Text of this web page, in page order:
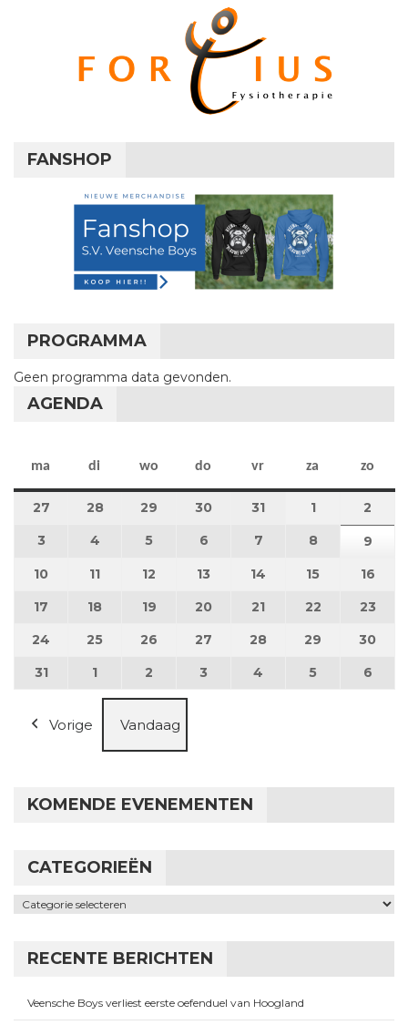
FANSHOP
PROGRAMMA
Geen programma data gevonden.
AGENDA
ma maandag
di dinsdag
wo woensdag
do donderdag
vr vrijdag
za zaterdag
zo
27 27 juli 2026
28 28 juli 2026
29 29 juli 2026
30 30 juli 2026
31 31 juli 2026
11 augustus
2
3 3 augustus 2026
4 4 augustus 2026
5 5 augustus 2026
6 6 augustus 2026
7 7 augustus 2026
8 8 augustus
9
10 10 augustus 2026
11 11 augustus 2026
12 12 augustus 2026
13 13 augustus 2026
14 14 augustus 2026
15 15 16
17 17 augustus 2026
18 18 augustus 2026
19 19 augustus 2026
20 20 augustus 2026
21 21 augustus 2026
22 22 23
24 24 augustus 2026
25 25 augustus 2026
26 26 augustus 2026
27 27 augustus 2026
28 28 augustus 2026
29 29 30
3131 augustus 2026
1 1 september 2026
2 2 september 2026
3 3 september 2026
4 4 september 2026
5 5 6
Vorige Vandaag
KOMENDE EVENEMENTEN
CATEGORIEËN
Categorieën
RECENTE BERICHTEN
Veensche Boys verliest eerste oefenduel van Hoogland